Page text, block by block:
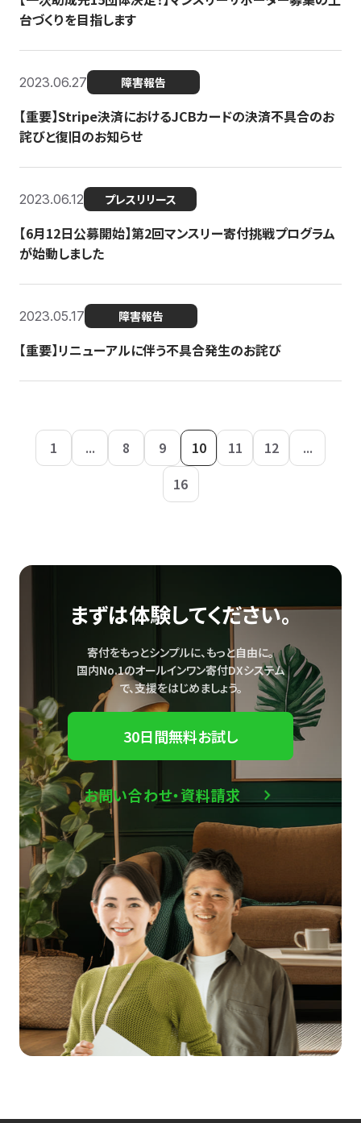
台づくりを目指します
2023.06.27 障害報告
【重要】Stripe決済におけるJCBカードの決済不具合のお
詫びと復旧のお知らせ
2023.06.12 プレスリリース
【6月12日公募開始】第2回マンスリー寄付挑戦プログラム
が始動しました
2023.05.17 障害報告
【重要】リニューアルに伴う不具合発生のお詫び
1 ... 8 9 10 11 12
...
16
まずは体験してください。
寄付をもっとシンプルに、もっと自由に。
国内No.1のオールインワン寄付DXシステム
で、支援をはじめましょう。
30日間無料お試し
お問い合わせ・資料請求